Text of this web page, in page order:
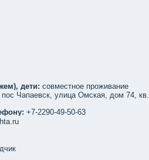
дети: совместное проживание
пос Чапаевск, улица Омскaя, дом 74, кв.
+7-2290-49-50-63